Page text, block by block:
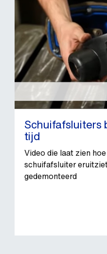
Schuifafsluiters
tijd
Video die laat zien
schuifafsluiter
gedemonteerd